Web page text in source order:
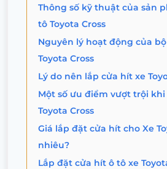
Thông số kỹ thuật của sản
tô Toyota Cross
Nguyên lý hoạt động của
Toyota Cross
Lý do nên lắp cửa hít xe
Một số ưu điểm vượt trội
Toyota Cross
Giá lắp đặt cửa hít cho Xe
nhiêu?
Lắp đặt cửa hít ô tô xe